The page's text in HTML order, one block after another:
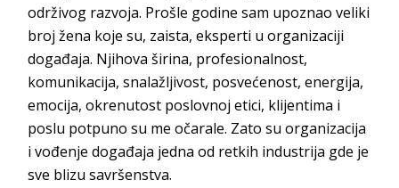
održivog razvoja. Prošle godine sam upoznao veliki
broj žena koje su, zaista, eksperti u organizaciji
događaja. Njihova širina, profesionalnost,
komunikacija, snalažljivost, posvećenost, energija,
emocija, okrenutost poslovnoj etici, klijentima i
poslu potpuno su me očarale. Zato su organizacija
i vođenje događaja jedna od retkih industrija gde je
sve blizu savršenstva.